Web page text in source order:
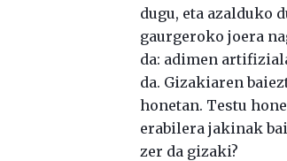
dugu, eta azalduko
gaurgeroko joera
da: adimen
da. Gizakiaren
honetan. Testu
erabilera jakinak
zer da gizaki?